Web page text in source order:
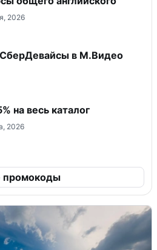
2026
СберДевайсы в М.Видео
на весь каталог
2026
промокоды